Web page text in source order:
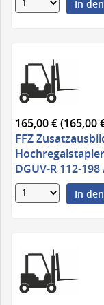
In
165,00 € (165,00
FFZ
DGUV-R 112-
In